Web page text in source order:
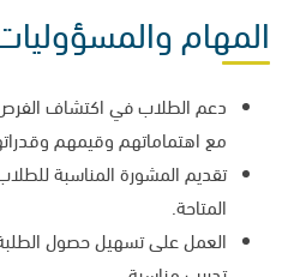
المهام
دعم الطلاب في اكتشاف الفرص
مع اهتماماتهم وقيمهم
تقديم المشورة المناسبة
المتاحة.
العمل على تسهيل حصول